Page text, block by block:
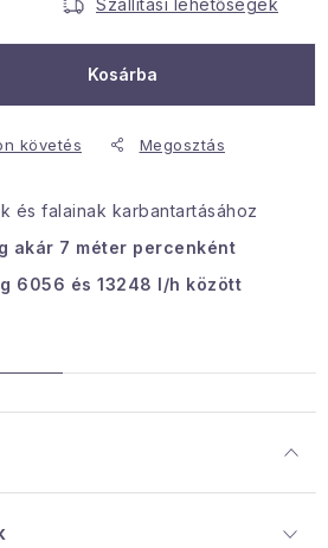
/ visszaadni az áruka
Szállítási lehetőségek
Kosárba
követés Megosztás
és falainak karbantartásához
akár 7 méter percenként
6056 és 13248 l/h között